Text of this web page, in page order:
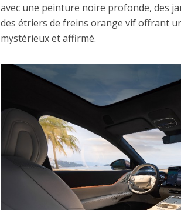
avec une peinture noire profonde, des
des étriers de freins orange vif offrant
mystérieux et affirmé.